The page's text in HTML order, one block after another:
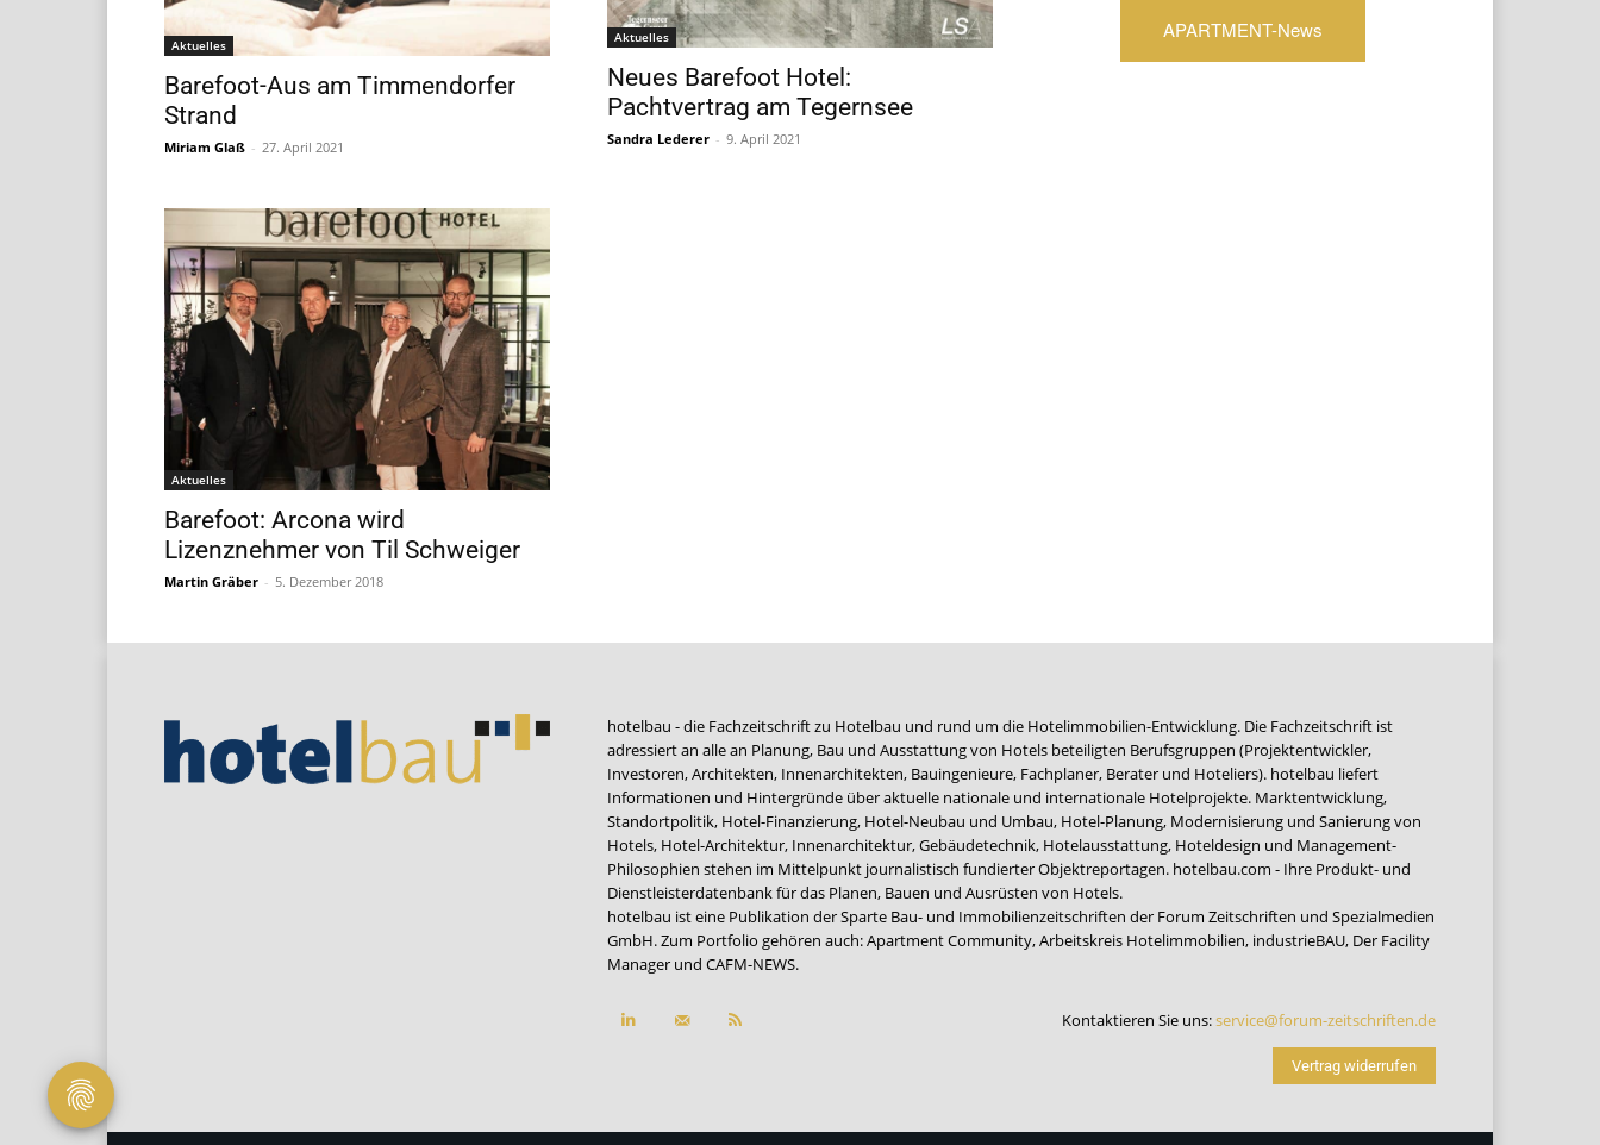
Aktuelles
Barefoot-Aus am Timmendorfer
Strand
Miriam Glaß - 27. April 2021
Aktuelles
Neues Barefoot Hotel:
Pachtvertrag am Tegernsee
Sandra Lederer - 9. April 2021
Aktuelles
Barefoot: Arcona wird
Lizenznehmer von Til Schweiger
Martin Gräber - 5. Dezember 2018
APARTMENT-News
hotelbau - die Fachzeitschrift zu Hotelbau und rund um die Hotelimmobilien-Entwicklung. Die Fachzeitschrift ist
adressiert an alle an Planung, Bau und Ausstattung von Hotels beteiligten Berufsgruppen (Projektentwickler,
Investoren, Architekten, Innenarchitekten, Bauingenieure, Fachplaner, Berater und Hoteliers). hotelbau liefert
Informationen und Hintergründe über aktuelle nationale und internationale Hotelprojekte. Marktentwicklung,
Standortpolitik, Hotel-Finanzierung, Hotel-Neubau und Umbau, Hotel-Planung, Modernisierung und Sanierung von
Hotels, Hotel-Architektur, Innenarchitektur, Gebäudetechnik, Hotelausstattung, Hoteldesign und Management-
Philosophien stehen im Mittelpunkt journalistisch fundierter Objektreportagen. hotelbau.com - Ihre Produkt- und
Dienstleisterdatenbank für das Planen, Bauen und Ausrüsten von Hotels.
hotelbau ist eine Publikation der Sparte Bau- und Immobilienzeitschriften der Forum Zeitschriften und Spezialmedien
GmbH. Zum Portfolio gehören auch:Apartment Community,Arbeitskreis Hotelimmobilien, industrieBAU, Der Facility
Manager und CAFM-NEWS.
Kontaktieren Sie uns:service@forum-zeitschriften.de
Vertrag widerrufen